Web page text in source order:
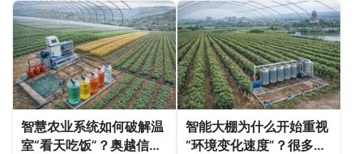
智慧农业系统如何破解温
室“看天吃饭”？奥越信科
智能大棚为什么开始重视
“环境变化速度”？很多农